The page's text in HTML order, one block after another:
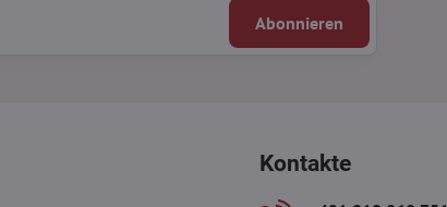
Abonnieren
Kontakte